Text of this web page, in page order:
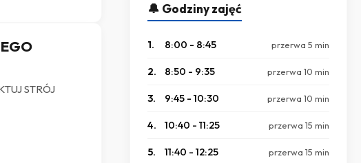
STRÓJ
🔔 Godziny zajęć
1. 8:00 - 8:45 przerwa 5 min
2. 8:50 - 9:35 przerwa 10 min
3. 9:45 - 10:30 przerwa 10 min
4. 10:40 - 11:25 przerwa 15 min
5. 11:40 - 12:25 przerwa 15 min